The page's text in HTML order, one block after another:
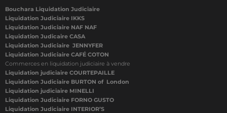
Bouchara Liquidation Judiciaire
Liquidation Judiciaire IKKS
Liquidation Judiciaire NAF NAF
Liquidation Judicaire CASA
Liquidation Judiciaire JENNYFER
Liquidation Judiciaire CAFÉ COTON
Commerces en liquidation judiciaire à vendre
Liquidation judiciaire COURTEPAILLE
Liquidation Judiciaire BURTON of London
Liquidation judiciaire MINELLI
Liquidation Judiciaire FORNO GUSTO
Liquidation Judiciaire INTERIOR’S